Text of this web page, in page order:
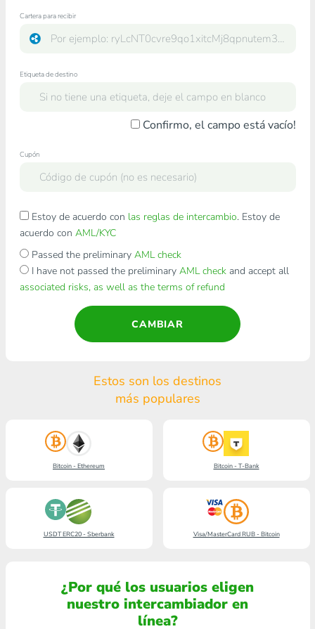
Cartera para recibir
Etiqueta de destino
Confirmo, el campo está vacío!
Cupón
Estoy de acuerdo con las reglas de intercambio. Estoy de
acuerdo con AML/KYC
Passed the preliminary AML check
I have not passed the preliminary AML checkand accept all
associated risks, as well as the terms of refund
CAMBIAR
Estos son los destinos
más populares
Bitcoin - Ethereum Bitcoin - T-Bank
USDT ERC20 - Sberbank Visa/MasterCard RUB - Bitcoin
¿Por qué los usuarios eligen
nuestro intercambiador en
línea?